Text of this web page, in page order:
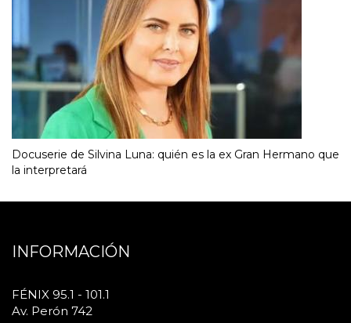
Docuserie de Silvina Luna: quién es la ex Gran Hermano que
la interpretará
INFORMACIÓN
FÉNIX 95.1 - 101.1
Av. Perón 742